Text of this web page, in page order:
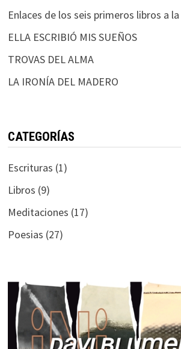
Enlaces de los seis primeros libros a
ELLA ESCRIBIÓ MIS SUEÑOS
TROVAS DEL ALMA
LA IRONÍA DEL MADERO
CATEGORÍAS
Escrituras (1)
Libros (9)
Meditaciones (17)
Poesias (27)